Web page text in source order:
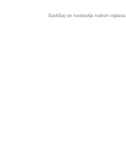
Sadržaj se nastavlja nakon oglasa